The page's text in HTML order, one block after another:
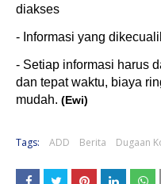
diakses
- Informasi yang
- Setiap informasi harus
dan tepat waktu, biaya
mudah. (Ewi)
Tags: ADD Berita Dugaan